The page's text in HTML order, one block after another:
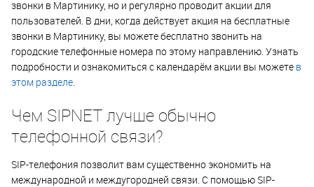
звонки в Мартинику, но и регулярно проводит акции для
пользователей. В дни, когда действует акция на бесплатные
звонки в Мартинику, вы можете бесплатно звонить на
городские телефонные номера по этому направлению. Узнать
подробности и ознакомиться с календарём акции вы можете в
этом разделе.
Чем SIPNET лучше обычно
телефонной связи?
SIP-телефония позволит вам существенно экономить на
международной и междугородней связи. С помощью SIP-